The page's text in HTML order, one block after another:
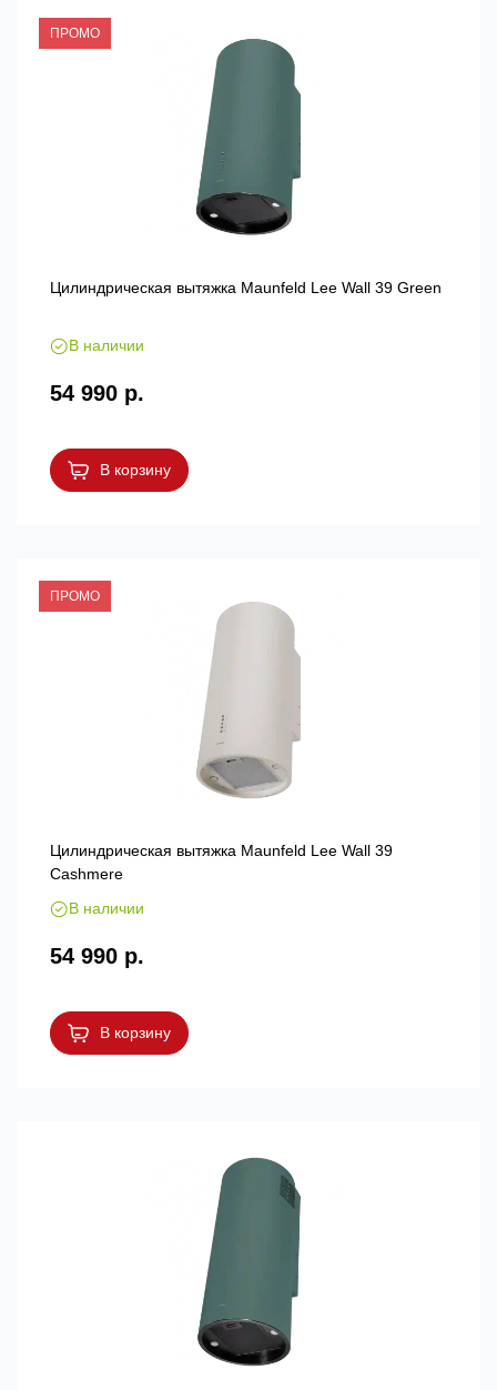
ПРОМО
Цилиндрическая вытяжка Maunfeld Lee Wall 39 Green
В наличии
54 990 р.
В корзину
ПРОМО
Цилиндрическая вытяжка Maunfeld Lee Wall 39
Cashmere
В наличии
54 990 р.
В корзину